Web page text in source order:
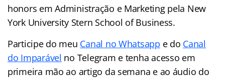
honors em Administração e Marketing pela New
York University Stern School of Business.
Participe do meu Canal no Whatsapp e do Canal
do Imparável no Telegram e tenha acesso em
primeira mão ao artigo da semana e ao áudio do